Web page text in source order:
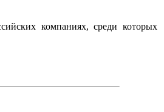
компаниях, среди которых